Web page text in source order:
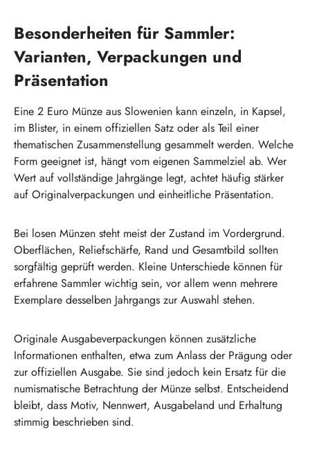
Besonderheiten für Sammler:
Varianten, Verpackungen und
Präsentation
Eine 2 Euro Münze aus Slowenien kann einzeln, in Kapsel,
im Blister, in einem offiziellen Satz oder als Teil einer
thematischen Zusammenstellung gesammelt werden. Welche
Form geeignet ist, hängt vom eigenen Sammelziel ab. Wer
Wert auf vollständige Jahrgänge legt, achtet häufig stärker
auf Originalverpackungen und einheitliche Präsentation.
Bei losen Münzen steht meist der Zustand im Vordergrund.
Oberflächen, Reliefschärfe, Rand und Gesamtbild sollten
sorgfältig geprüft werden. Kleine Unterschiede können für
erfahrene Sammler wichtig sein, vor allem wenn mehrere
Exemplare desselben Jahrgangs zur Auswahl stehen.
Originale Ausgabeverpackungen können zusätzliche
Informationen enthalten, etwa zum Anlass der Prägung oder
zur offiziellen Ausgabe. Sie sind jedoch kein Ersatz für die
numismatische Betrachtung der Münze selbst. Entscheidend
bleibt, dass Motiv, Nennwert, Ausgabeland und Erhaltung
stimmig beschrieben sind.